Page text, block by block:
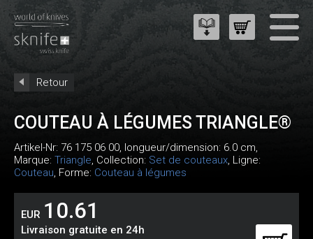
Retour
COUTEAU À LÉGUMES TRIANGLE®
Artikel-Nr: 76 175 06 00, longueur/dimension: 6.0 cm,
Marque: Triangle, Collection: Set de couteaux, Ligne:
Couteau, Forme: Couteau à légumes
EUR 10.61
Livraison gratuite en 24h